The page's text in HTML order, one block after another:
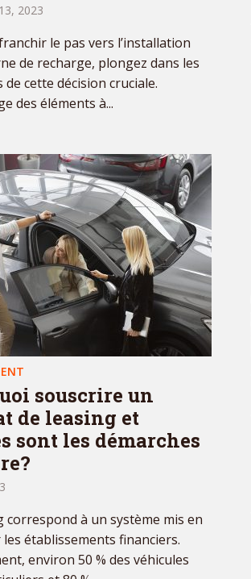
2023
le pas vers l’installation
de recharge, plongez dans les
de cette décision cruciale.
des éléments à...
souscrire un
de leasing et
sont les démarches
correspond à un système mis en
établissements financiers.
environ 50 % des véhicules